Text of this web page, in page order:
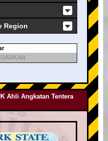
Region
Ahli Angkatan Tentera